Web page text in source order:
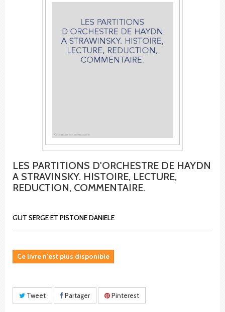
LES PARTITIONS D'ORCHESTRE DE HAYDN
A STRAVINSKY. HISTOIRE, LECTURE,
REDUCTION, COMMENTAIRE.
GUT SERGE ET PISTONE DANIELE
Ce livre n'est plus disponible
Tweet Partager Pinterest